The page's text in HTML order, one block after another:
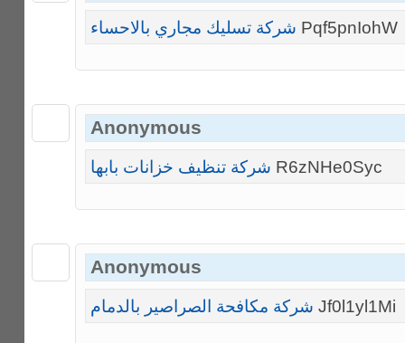
شركة تسليك مجاري بالاحساء Pqf5pnIohW
Anonymous
شركة تنظيف خزانات بابها R6zNHe0Syc
Anonymous
شركة مكافحة الصراصير بالدمام Jf0l1yl1Mi